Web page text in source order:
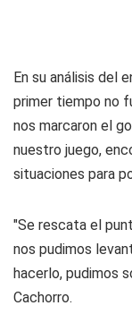
En su análisis del
primer tiempo no
nos marcaron el
nuestro juego,
situaciones para
"Se rescata el
nos pudimos
hacerlo, pudimos
Cachorro.